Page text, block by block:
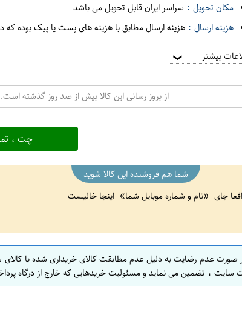
مکان تحویل : سراسر ایران قابل تحویل می باشد
هزینه ارسال : هزینه ارسال مطابق با هزینه های پست یا پیک بوده
بیشتر ❯
از بروز رسانی این کالا بیش از صد روز گذشته
چت ،
شما هم فروشنده این کالا شوید
جای
نام و شماره موبایل شما اینجا خالیست
صورت عدم رضایت به دلیل عدم مطابقت کالای خریداری شده با
سایت ، تضمین می نماید و مسئولیت خریدهایی که خارج از درگاه